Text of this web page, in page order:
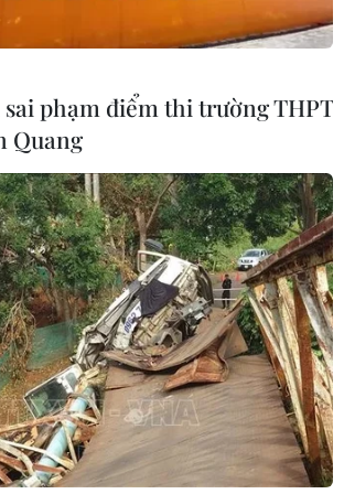
rớt giá do "đốt
mới nhờ đà tăng
AI
bán 15 triệu cổ
giá hơn 4 tỷ USD
lịch sử khi giá dầu
sai phạm điểm thi trường THPT
Quang